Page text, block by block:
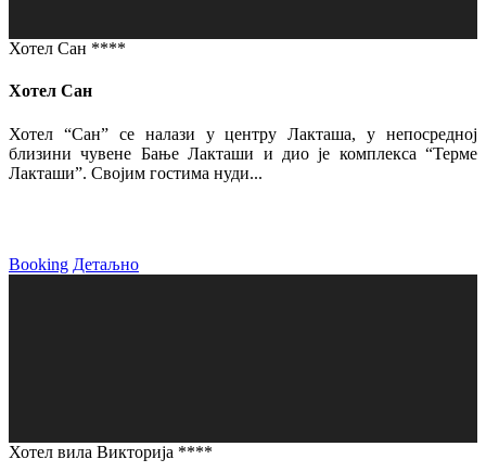
Хотел Сан ****
Хотел Сан
Хотел “Сан” се налази у центру Лакташа, у непосредној
близини чувене Бање Лакташи и дио је комплекса “Терме
Лакташи”. Својим гостима нуди...
Booking Детаљно
Хотел вила Викторија ****